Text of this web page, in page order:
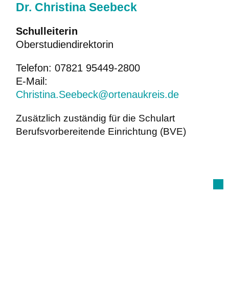
Dr. Christina Seebeck
Schulleiterin
Oberstudiendirektorin
Telefon: 07821 95449-2800
E-Mail:
Christina.Seebeck@ortenaukreis.de
Zusätzlich zuständig für die Schulart
Berufsvorbereitende Einrichtung (BVE)